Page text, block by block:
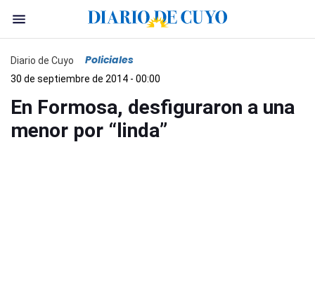
Diario de Cuyo Policiales
30 de septiembre de 2014 - 00:00
En Formosa, desfiguraron a una
menor por “linda”